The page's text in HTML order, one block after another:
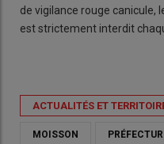
de vigilance rouge canicule,
est strictement interdit
ACTUALITÉS ET
MOISSON